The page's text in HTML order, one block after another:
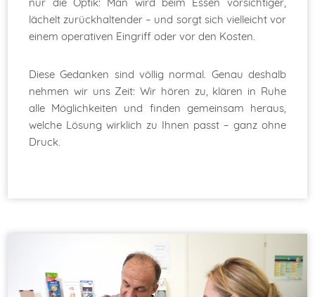
lächelt zurückhaltender – und sorgt sich vielleicht vor
einem operativen Eingriff oder vor den Kosten.
Diese Gedanken sind völlig normal. Genau deshalb
nehmen wir uns Zeit: Wir hören zu, klären in Ruhe
alle Möglichkeiten und finden gemeinsam heraus,
welche Lösung wirklich zu Ihnen passt – ganz ohne
Druck.